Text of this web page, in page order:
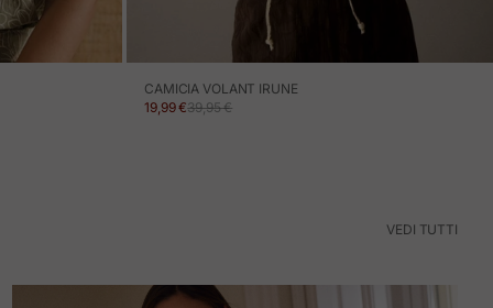
CAMICIA VOLANT IRUNE
PREZZO IN OFFERTA
19,99 €PREZZO NORMALE
39,95 €
VEDI TUTTI